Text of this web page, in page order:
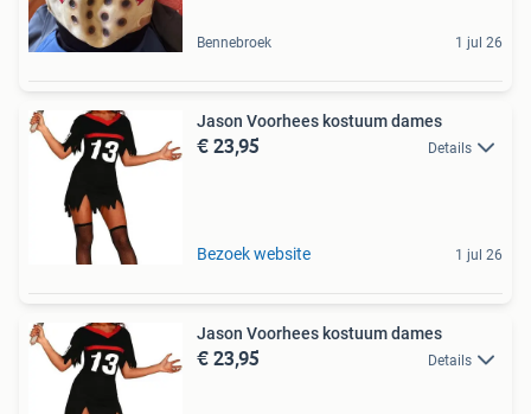
Bennebroek 1 jul 26
Jason Voorhees kostuum dames
€ 23,95 Details
Bezoek website 1 jul 26
Jason Voorhees kostuum dames
€ 23,95 Details